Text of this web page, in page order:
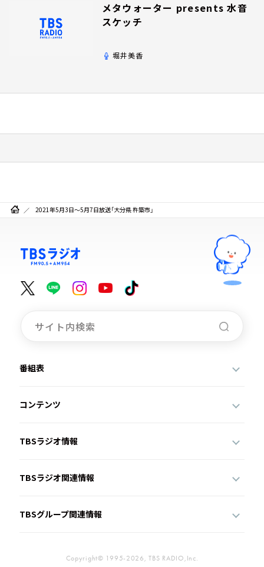
メタウォーター presents 水音
スケッチ
堀井美香
2021年5月3日～5月7日放送「大分県 杵築市」
番組表
コンテンツ
TBSラジオ情報
TBSラジオ関連情報
TBSグループ関連情報
Copyright© 1995-2026, TBS RADIO,Inc.